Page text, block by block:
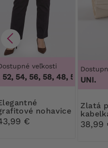
veľkosti
54, 56, 58,48, 50, 52, 54,
nohavice
€
UNI.
Zlatá perlová
38,99